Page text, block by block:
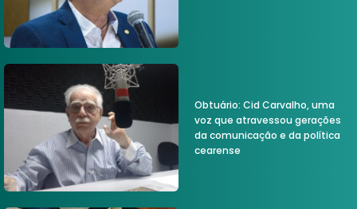
Obtuário: Cid Carvalho, uma
voz que atravessou gerações
da comunicação e da política
cearense